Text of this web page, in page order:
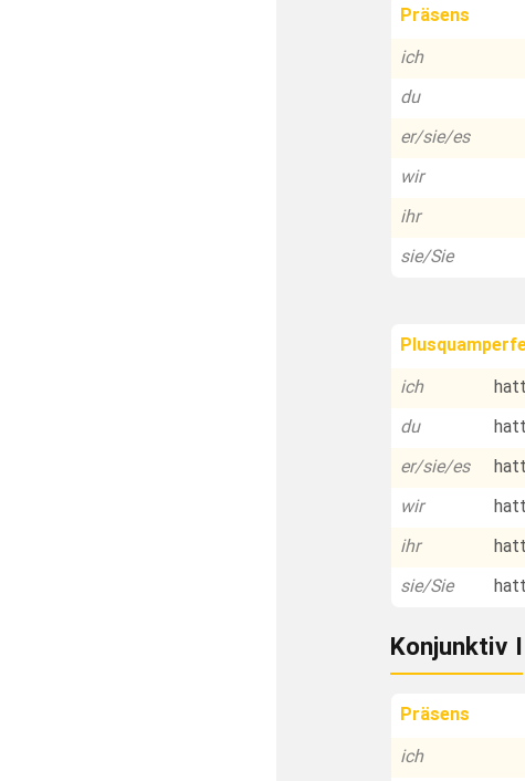
Präsens
ich
du
er/sie/es
wir
ihr
sie/Sie
ich
du
er/sie/es
wir
ihr
sie/Sie
Konjunktiv I
Präsens
ich